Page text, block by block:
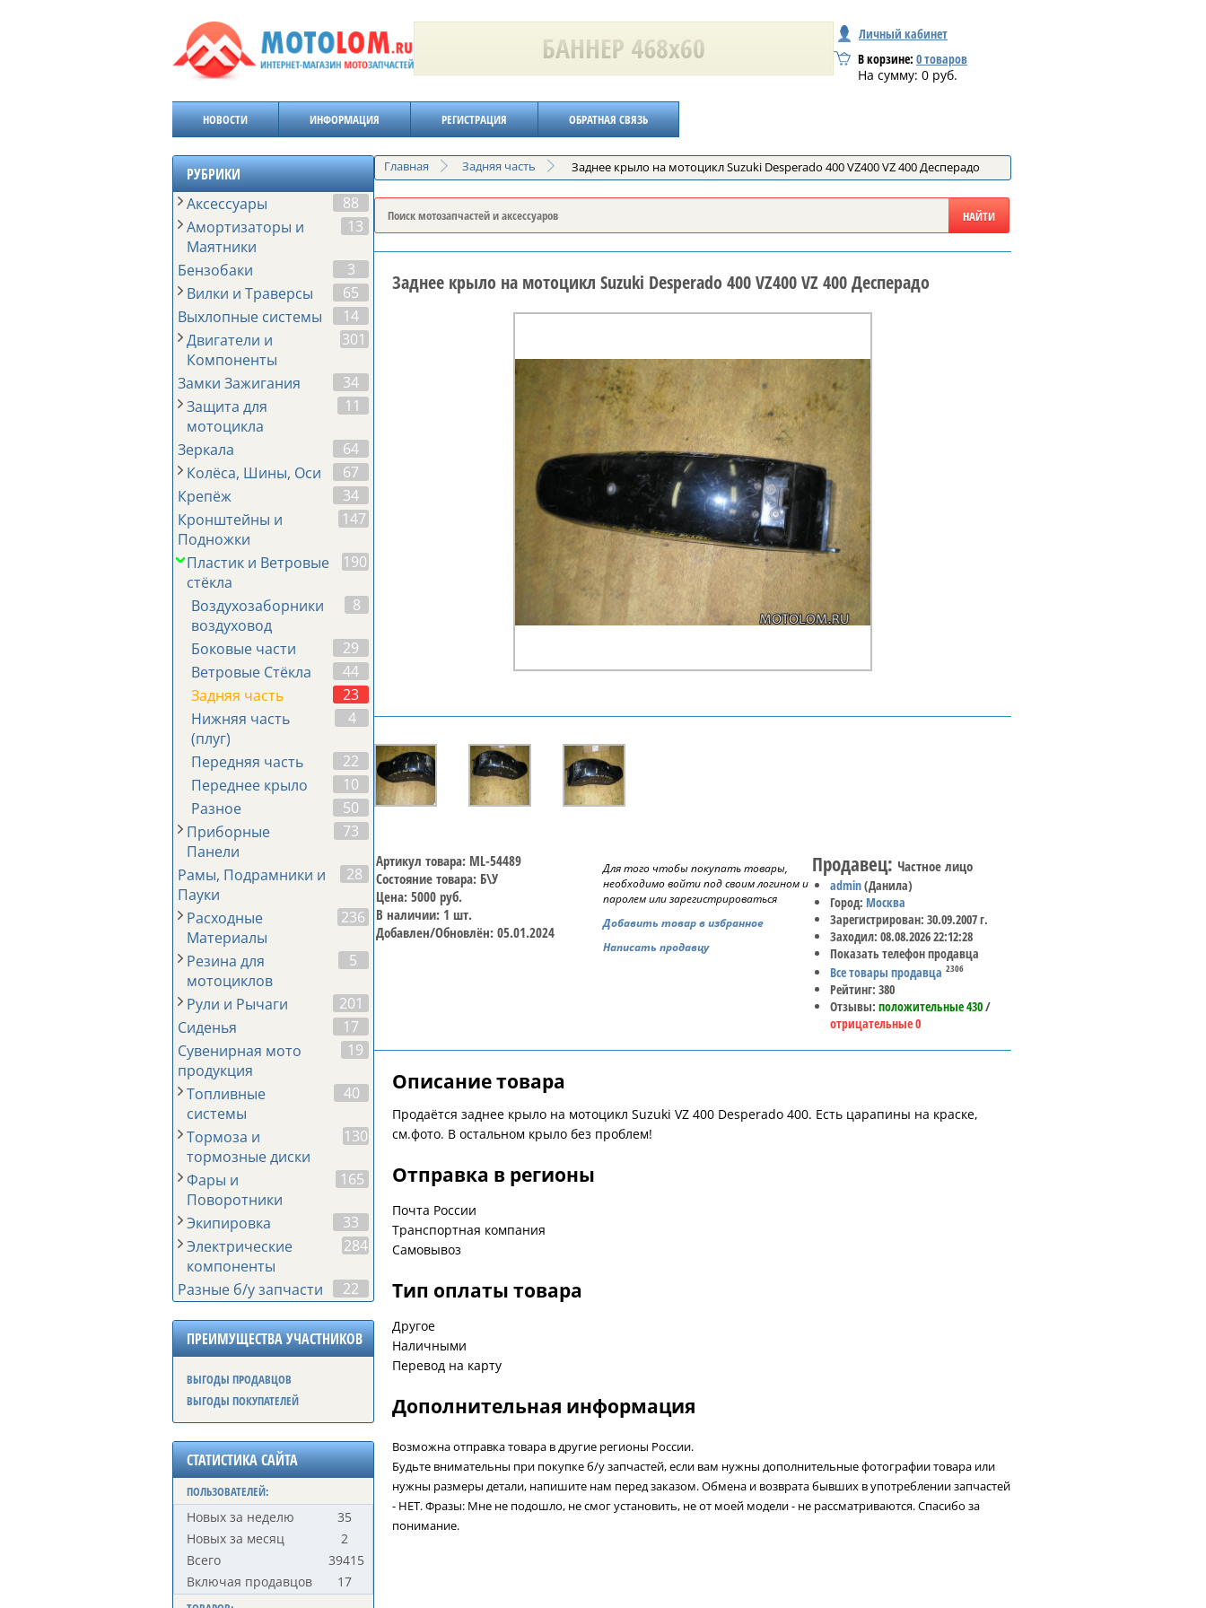
Личный кабинет
В корзине: 0товаров
На сумму: 0 руб.
НОВОСТИ ИНФОРМАЦИЯ РЕГИСТРАЦИЯ ОБРАТНАЯ СВЯЗЬ
РУБРИКИ
Аксессуары
88
Амортизаторы и
Маятники
13
Бензобаки
3
Вилки и Траверсы
65
Выхлопные системы
14
Двигатели и
Компоненты
301
Замки Зажигания
34
Защита для
мотоцикла
11
Зеркала
64
Колёса, Шины, Оси
67
Крепёж
34
Кронштейны и
Подножки
147
Пластик и Ветровые
стёкла
190
Воздухозаборники
воздуховод
8
Боковые части
29
Ветровые Стёкла
44
Задняя часть
23
Нижняя часть
(плуг)
4
Передняя часть
22
Переднее крыло
10
Разное
50
Приборные
Панели
73
Рамы, Подрамники и
Пауки
28
Расходные
Материалы
236
Резина для
мотоциклов
5
Рули и Рычаги
201
Сиденья
17
Сувенирная мото
продукция
19
Топливные
системы
40
Тормоза и
тормозные диски
130
Фары и
Поворотники
165
Экипировка
33
Электрические
компоненты
284
Разные б/у запчасти 22
ПРЕИМУЩЕСТВА УЧАСТНИКОВ
ВЫГОДЫ ПРОДАВЦОВ
ВЫГОДЫ ПОКУПАТЕЛЕЙ
СТАТИСТИКА САЙТА
ПОЛЬЗОВАТЕЛЕЙ:
Новых за неделю
35
Новых за месяц
2
Всего
39415
Включая продавцов
17
Главная Задняя часть Заднее крыло на мотоцикл Suzuki Desperado 400 VZ400 VZ 400 Десперадо
Заднее крыло на мотоцикл Suzuki Desperado 400 VZ400 VZ 400 Десперадо
Артикул товара: ML-54489
Состояние товара: Б\У
Цена: 5000 руб.
В наличии: 1 шт.
Добавлен/Обновлён: 05.01.2024
Для того чтобы покупать товары,
необходимо войти под своим логином и
паролем или зарегистрироваться
Добавить товар в избранное
Написать продавцу
Продавец: Частное лицо
admin(Данила)
Город: Москва
Зарегистрирован: 30.09.2007 г.
Заходил: 08.08.2026 22:12:28
Показать телефон продавца
Все товары продавца 2306
Рейтинг: 380
Отзывы:положительные 430/
отрицательные 0
Описание товара
Продаётся заднее крыло на мотоцикл Suzuki VZ 400 Desperado 400. Есть царапины на краске,
см.фото. В остальном крыло без проблем!
Отправка в регионы
Почта России
Транспортная компания
Самовывоз
Тип оплаты товара
Другое
Наличными
Перевод на карту
Дополнительная информация
Возможна отправка товара в другие регионы России.
Будьте внимательны при покупке б/у запчастей, если вам нужны дополнительные фотографии товара или
нужны размеры детали, напишите нам перед заказом. Обмена и возврата бывших в употреблении запчастей
- НЕТ. Фразы: Мне не подошло, не смог установить, не от моей модели - не рассматриваются. Спасибо за
понимание.